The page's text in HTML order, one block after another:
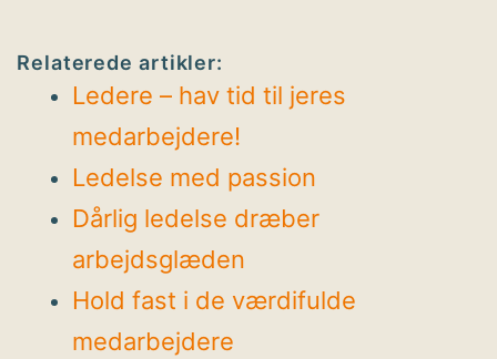
Relaterede artikler:
Ledere – hav tid til jeres
medarbejdere!
Ledelse med passion
Dårlig ledelse dræber
arbejdsglæden
Hold fast i de værdifulde
medarbejdere